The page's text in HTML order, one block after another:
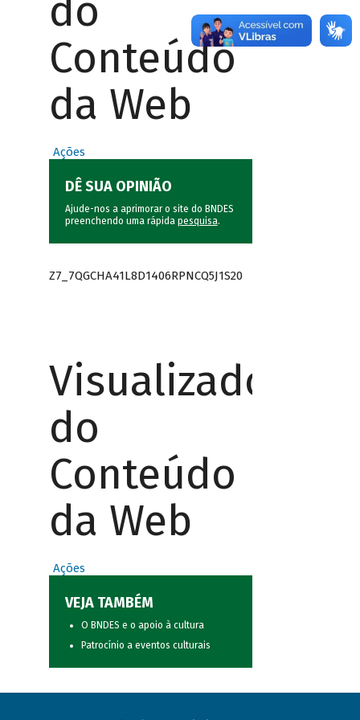
do
Conteúdo
da Web
Ações
DÊ SUA OPINIÃO
Ajude-nos a aprimorar o site do BNDES
preenchendo uma rápida pesquisa.
Z7_7QGCHA41L8D1406RPNCQ5J1S20
Visualizador
do
Conteúdo
da Web
Ações
VEJA TAMBÉM
O BNDES e o apoio à cultura
Patrocínio a eventos culturais